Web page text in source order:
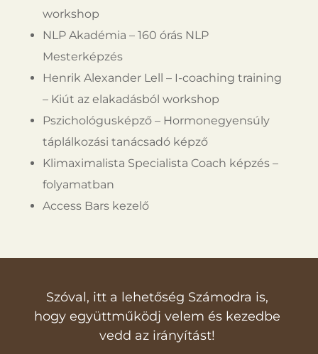
workshop
NLP Akadémia – 160 órás NLP
Mesterképzés
Henrik Alexander Lell – I-coaching training
– Kiút az elakadásból workshop
Pszichológusképző – Hormonegyensúly
táplálkozási tanácsadó képző
Klimaximalista Specialista Coach képzés –
folyamatban
Access Bars kezelő
Szóval, itt a lehetőség Számodra is,
hogy együttműködj velem és kezedbe
vedd az irányítást!